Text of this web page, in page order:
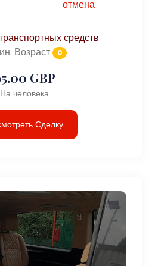
отмена
средств
Возраст
0
GBP
На человека
Сделку